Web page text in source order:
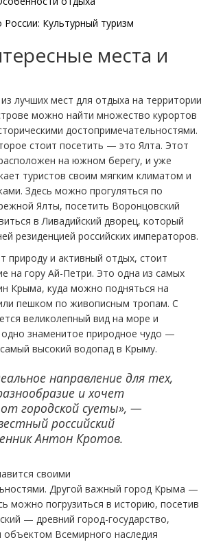
Культурный туризм
места и
лучших мест для отдыха на территории
можно найти множество курортов
достопримечательностями.
стоит посетить — это Ялта. Этот
на южном берегу, и уже
туристов своим мягким климатом и
Здесь можно прогуляться по
Ялты, посетить Воронцовский
в Ливадийский дворец, который
резиденцией российских императоров.
природу и активный отдых, стоит
на гору Ай-Петри. Это одна из самых
Крыма, куда можно подняться на
пешком по живописным тропам. С
великолепный вид на море и
знаменитое природное чудо —
высокий водопад в Крыму.
направление для тех,
и хочет
городской суеты», —
российский
Антон Кротов.
своими
Другой важный город Крыма —
можно погрузиться в историю, посетив
— древний город-государство,
объектом Всемирного наследия